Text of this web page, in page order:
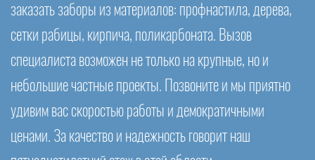
заказать заборы из материалов: профнастила, дерева,
сетки рабицы, кирпича, поликарбоната. Вызов
специалиста возможен не только на крупные, но и
небольшие частные проекты. Позвоните и мы приятно
удивим вас скоростью работы и демократичными
ценами. За качество и надежность говорит наш